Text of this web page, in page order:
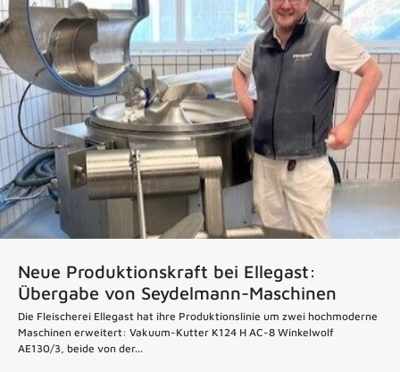
Neue Produktionskraft bei Ellegast:
Übergabe von Seydelmann-Maschinen
Die Fleischerei Ellegast hat ihre Produktionslinie um zwei hochmoderne
Maschinen erweitert: Vakuum-Kutter K124 H AC-8 Winkelwolf
AE130/3, beide von der...